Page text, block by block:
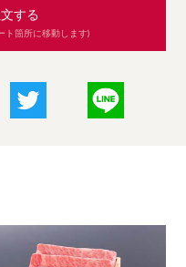
する
ト箇所に移動します)